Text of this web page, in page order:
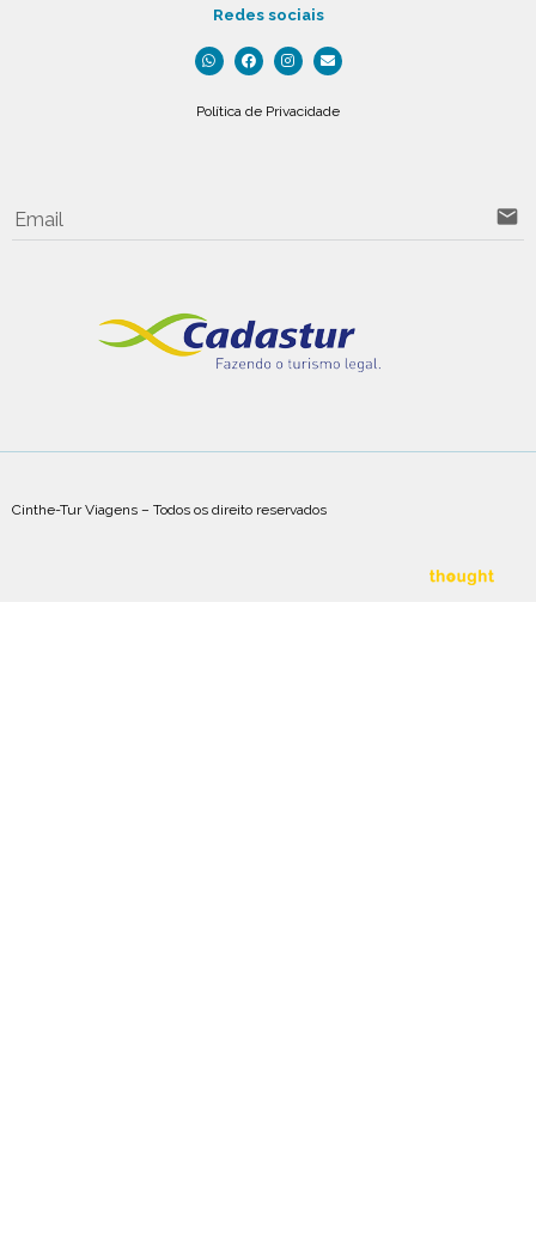
Redes sociais
Política de Privacidade
Email email
Cinthe-Tur Viagens – Todos os direito reservados